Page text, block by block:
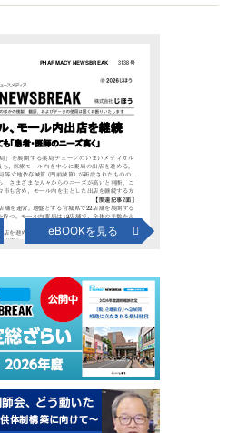
eBOOKを見る